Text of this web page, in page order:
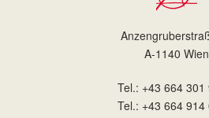
A-1140 Wien
Tel.: +43 664 301
Tel.: +43 664 914